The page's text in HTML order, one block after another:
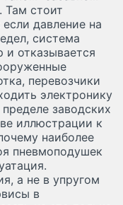
стоит
давление на
система
и отказывается
перевозчики
электронику
заводских
иллюстрации к
наиболее
пневмоподушек
а не в упругом
в